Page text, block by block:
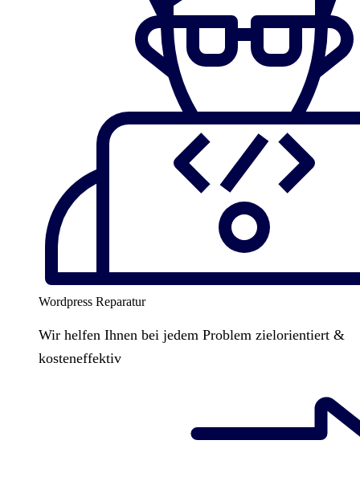
Wordpress Reparatur
Wir helfen Ihnen bei jedem Problem zielorientiert &
kosteneffektiv